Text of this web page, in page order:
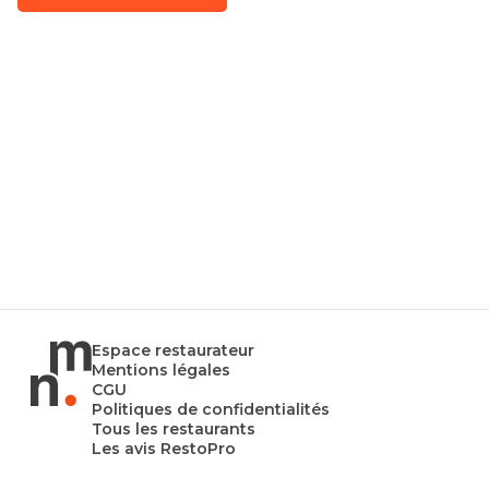
Espace restaurateur
Mentions légales
CGU
Politiques de confidentialités
Tous les restaurants
Les avis RestoPro